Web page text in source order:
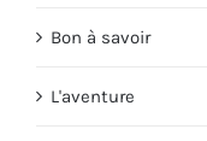
Bon à savoir
L'aventure